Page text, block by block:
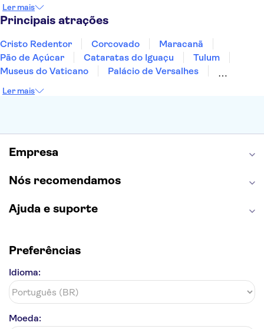
Fernando de Noronha
Ler mais
Principais atrações
Cristo Redentor Corcovado
Maracanã
Pão de Açúcar
Cataratas do Iguaçu
Tulum
Museus do Vaticano
Palácio de Versalhes
Museu do Louvre
Ler mais
Empresa
Nós recomendamos
Ajuda e suporte
Preferências
Idioma:
Moeda: